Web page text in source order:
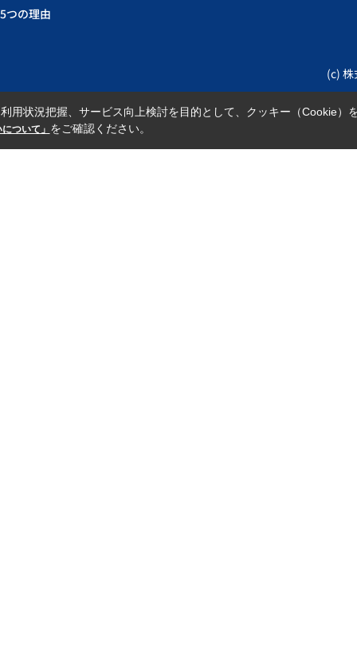
5つの理由
(c)
用状況把握、サービス向上検討を目的として、クッキー（Cookie）
ついて」 をご確認ください。